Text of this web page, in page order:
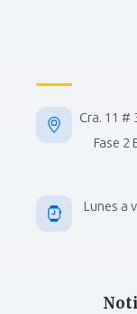
Cra. 11 #
Fase 2
Lunes a